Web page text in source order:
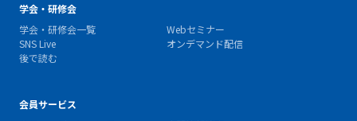
学会・研修会
学会・研修会一覧
Webセミナー
SNS Live
オンデマンド配信
後で読む
会員サービス